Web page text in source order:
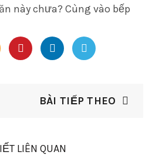
này chưa? Cùng vào bếp
BÀI TIẾP THEO
LIÊN QUAN